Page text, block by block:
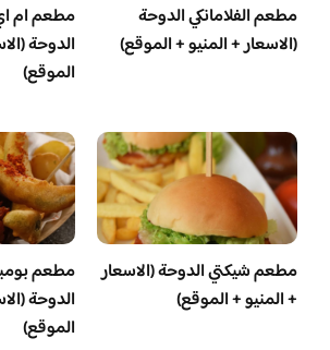
مطعم الفلامانكي الدوحة
(الاسعار + المنيو + الموقع)
مطعم ام
الدوحة
الموقع)
مطعم شيكتي الدوحة (الاسعار
+ المنيو + الموقع)
مطعم
الدوحة
الموقع)